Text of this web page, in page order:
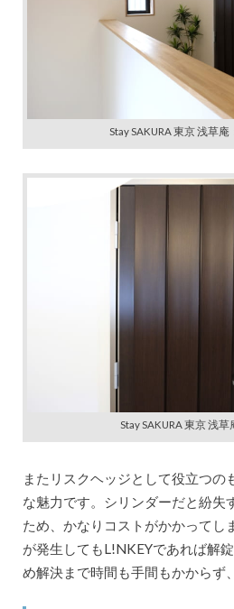
Stay SAKURA 東京 浅草
Stay SAKURA 東京 浅
またリスクヘッジとして役立つの
な魅力です。シリンダーだと紛失
ため、かなりコストがかかってし
が発生してもL!NKEYであれば解
め解決まで時間も手間もかからず